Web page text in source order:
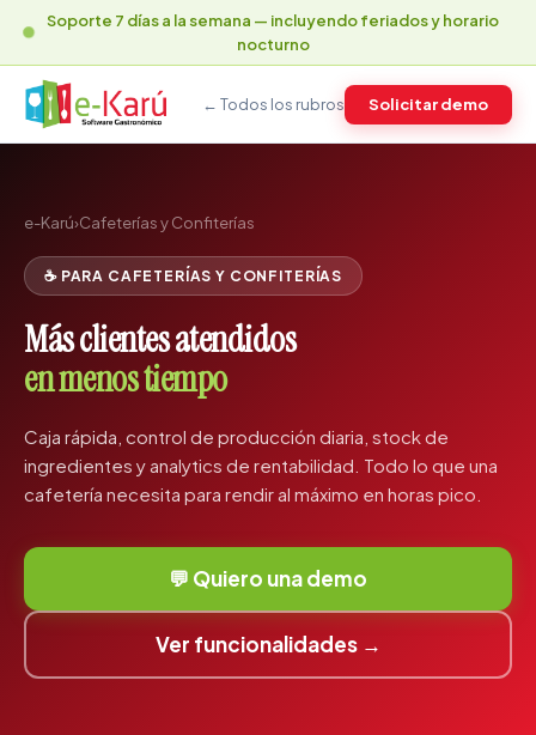
Soporte 7 días a la semana — incluyendo feriados y horario
nocturno
← Todos los rubros Solicitar demo
e-Karú›Cafeterías y Confiterías
☕ PARA CAFETERÍAS Y CONFITERÍAS
Más clientes atendidos
en menos tiempo
Caja rápida, control de producción diaria, stock de
ingredientes y analytics de rentabilidad. Todo lo que una
cafetería necesita para rendir al máximo en horas pico.
💬 Quiero una demo
Ver funcionalidades →